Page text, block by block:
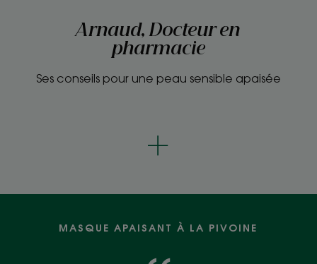
Arnaud, Docteur en
pharmacie
Ses conseils pour une peau sensible apaisée
MASQUE APAISANT À LA PIVOINE